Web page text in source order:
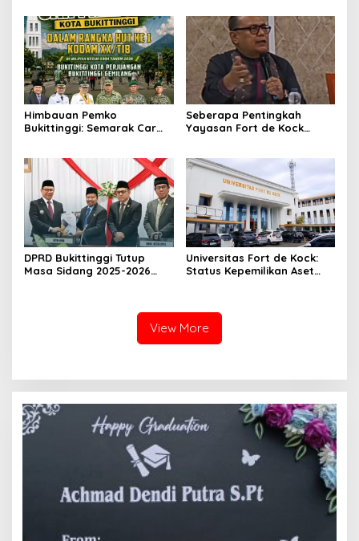
Himbauan Pemko
Bukittinggi: Semarak Car
Militer (KODAM) XX/Tuanku
Imam Bonjol
Seberapa Pentingkah
Yayasan Fort de Kock
Jam Gadang?
DPRD Bukittinggi Tutup
Masa Sidang 2025-2026
Universitas Fort de Kock:
Status Kepemilikan Aset
Nomor 2108/K/Pdt/2022
View More